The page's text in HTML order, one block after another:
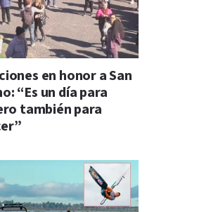
en honor a San
“Es un día para
también para